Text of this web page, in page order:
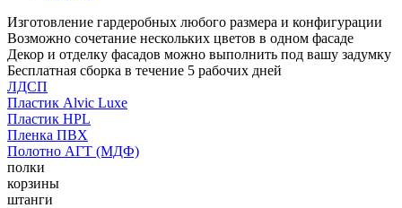
Изготовление гардеробных любого размера и конфигурации
Возможно сочетание нескольких цветов в одном фасаде
Декор и отделку фасадов можно выполнить под вашу задумку
Бесплатная сборка в течение 5 рабочих дней
ЛДСП
Пластик Alvic Luxe
Пластик HPL
Пленка ПВХ
Полотно АГТ (МДФ)
полки
корзины
штанги